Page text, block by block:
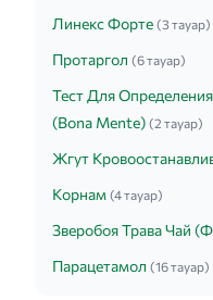
Линекс Форте (3 тауар)
Протаргол (6 тауар)
Тест Для
(Bona Mente) (2 тауар)
Жгут
Корнам (4 тауар)
Зверобоя Трава Чай
Парацетамол (16 тауар)